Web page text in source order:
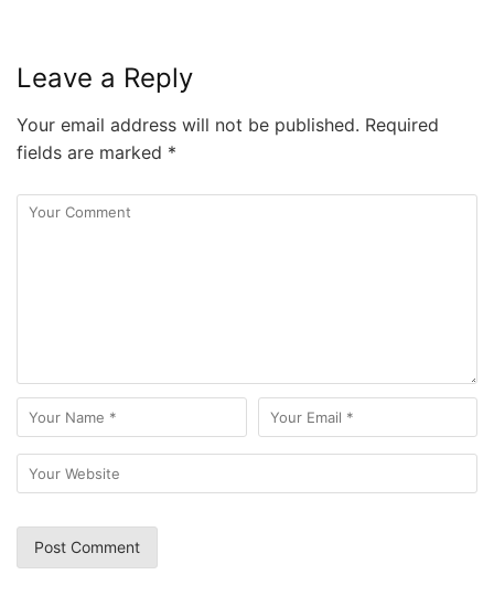
Leave a Reply
Your email address will not be published. Required
fields are marked *